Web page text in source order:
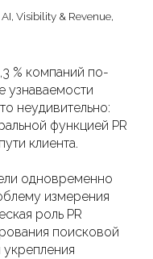
Visibility & Revenue,
% компаний по-
неудивительно:
функцией PR
клиента.
одновременно
измерения
роль PR
поисковой